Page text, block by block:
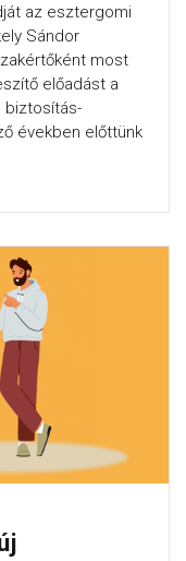
az esztergomi
Sándor
most
előadást a
biztosítás-
években előttünk